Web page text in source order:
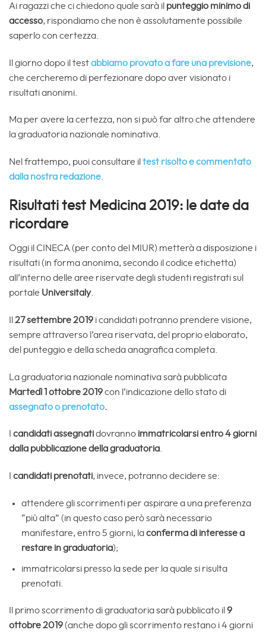
Ai ragazzi che ci chiedono quale sarà il punteggio minimo di
accesso, rispondiamo che non è assolutamente possibile
saperlo con certezza.
Il giorno dopo il testabbiamo provato a fare una previsione,
che cercheremo di perfezionare dopo aver visionato i
risultati anonimi.
Ma per avere la certezza, non si può far altro che attendere
la graduatoria nazionale nominativa.
Nel frattempo, puoi consultare il test risolto e commentato
dalla nostra redazione.
Risultati test Medicina 2019: le date da
ricordare
Oggi il CINECA (per conto del MIUR) metterà a disposizione i
risultati (in forma anonima, secondo il codice etichetta)
all’interno delle aree riservate degli studenti registrati sul
portale Universitaly.
27 settembre 2019 i candidati potranno prendere visione,
sempre attraverso l’area riservata, del proprio elaborato,
del punteggio e della scheda anagrafica completa.
La graduatoria nazionale nominativa sarà pubblicata
Martedì 1 ottobre 2019con l’indicazione dello stato di
assegnato o prenotato.
candidati assegnatidovranno immatricolarsi entro 4 giorni
dalla pubblicazione della graduatoria.
candidati prenotati, invece, potranno decidere se:
attendere gli scorrimenti per aspirare a una preferenza
“più alta” (in questo caso però sarà necessario
manifestare, entro 5 giorni, laconferma di interesse a
restare in graduatoria);
immatricolarsi presso la sede per la quale si risulta
prenotati.
Il primo scorrimento di graduatoria sarà pubblicato il 9
ottobre 2019(anche dopo gli scorrimento restano i 4 giorni